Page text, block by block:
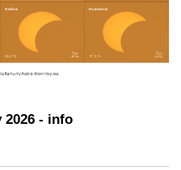
2026 - info